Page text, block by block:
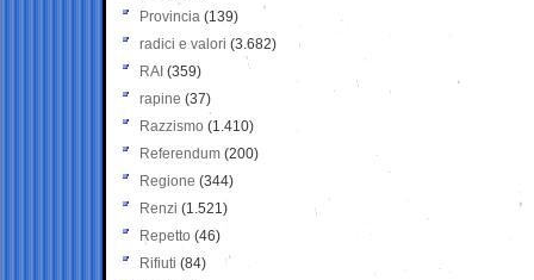
Provincia (139)
radici e valori (3.682)
RAI (359)
rapine (37)
Razzismo (1.410)
Referendum (200)
Regione (344)
Renzi (1.521)
Repetto (46)
Rifiuti (84)